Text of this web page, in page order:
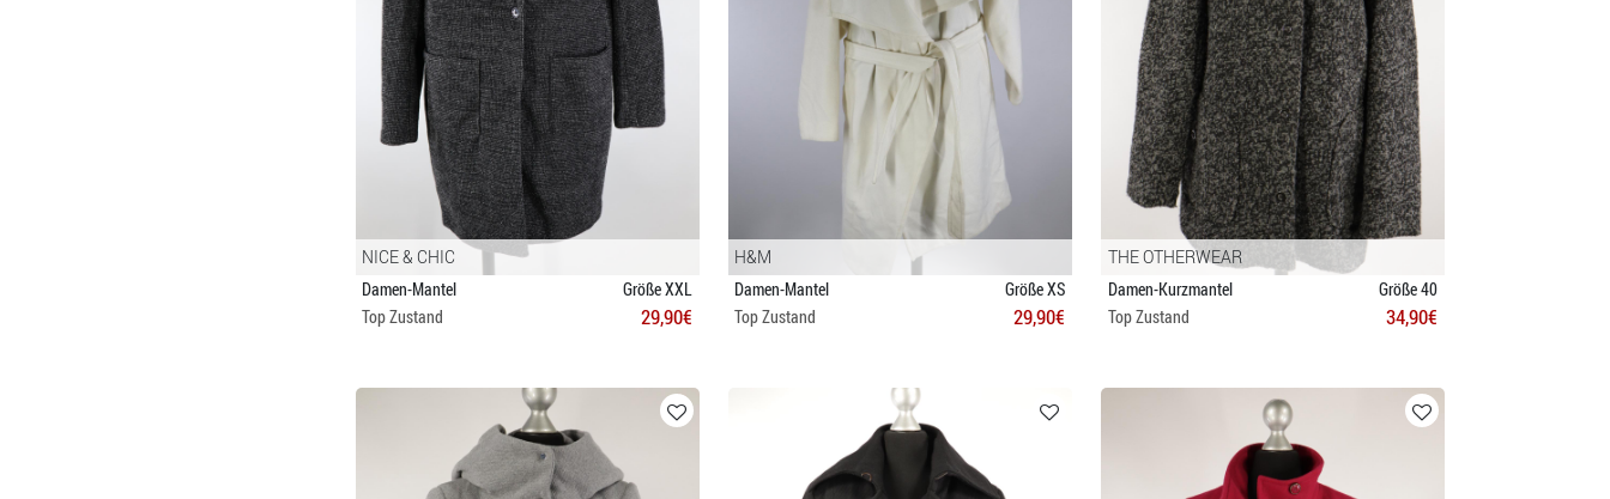
NICE & CHIC
Damen-Mantel
Größe XXL
Top Zustand
29,90€
H&M
Damen-Mantel
Größe XS
Top Zustand
29,90€
THE OTHERWEAR
Damen-Kurzmantel
Größe 40
Top Zustand
34,90€